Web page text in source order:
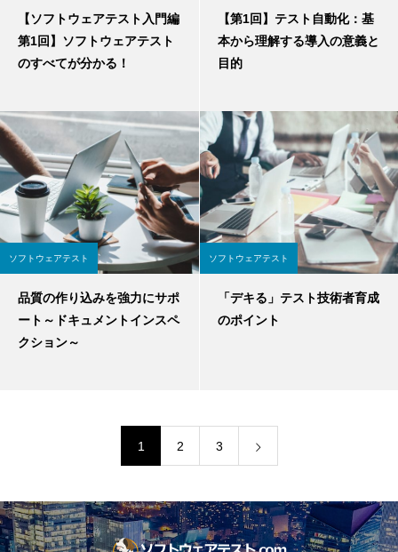
【ソフトウェアテスト入門編
第1回】ソフトウェアテスト
のすべてが分かる！
【第1回】テスト自動化：基
本から理解する導入の意義と
目的
ソフトウェアテスト
品質の作り込みを強力にサポ
ート～ドキュメントインスペ
クション～
ソフトウェアテスト
「デキる」テスト技術者育成
のポイント
1 2 3